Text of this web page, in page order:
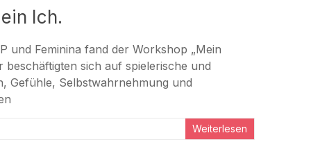
Ich.
und Feminina fand der Workshop „Mein
beschäftigten sich auf spielerische und
Gefühle, Selbstwahrnehmung und
Weiterlesen